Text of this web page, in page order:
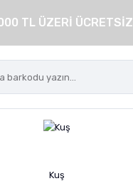
TL ÜZERİ
Kuş